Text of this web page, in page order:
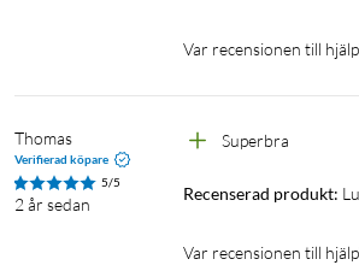
Var recensionen till
Thomas
Verifierad köpare
5/5
2 år sedan
Superbra
Recenserad produkt:
Var recensionen till